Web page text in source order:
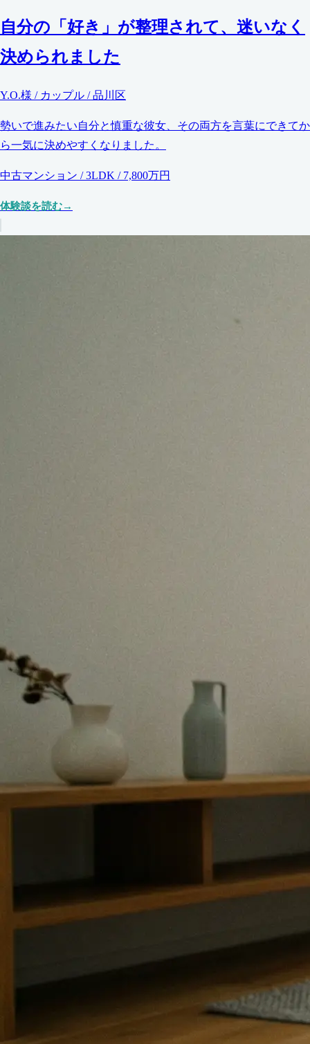
自分の「好き」が整理されて、迷いなく
決められました
Y.O.様 / カップル / 品川区
勢いで進みたい自分と慎重な彼女、その両方を言葉にできてか
ら一気に決めやすくなりました。
中古マンション / 3LDK / 7,800万円
体験談を読む